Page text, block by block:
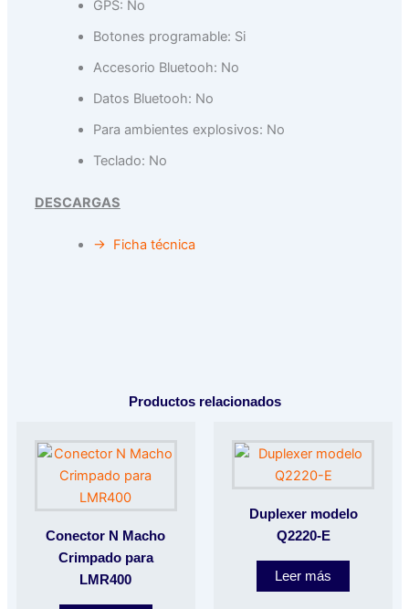
GPS: No
Botones programable: Si
Accesorio Bluetooh: No
Datos Bluetooh: No
Para ambientes explosivos: No
Teclado: No
DESCARGAS
→ Ficha técnica
Productos relacionados
Conector N Macho
Crimpado para
LMR400
Duplexer modelo
Q2220-E
Leer más